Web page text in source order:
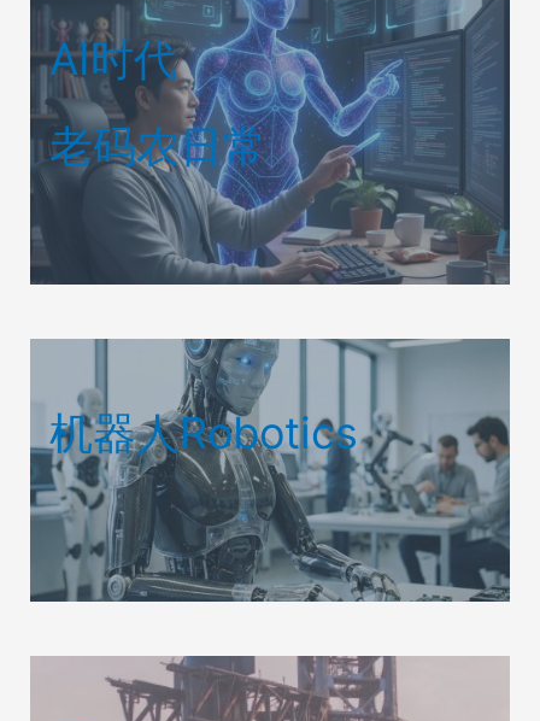
AI时代
老码农日常
机器人Robotics